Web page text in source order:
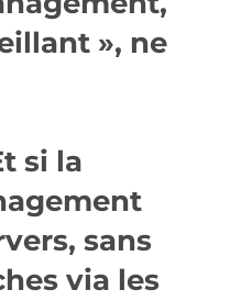
», ne
si la
sans
via les